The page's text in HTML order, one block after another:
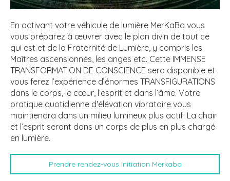
En activant votre véhicule de lumière MerKaBa vous
vous préparez à œuvrer avec le plan divin de tout ce
qui est et de la Fraternité de Lumière, y compris les
Maîtres ascensionnés, les anges etc. Cette IMMENSE
TRANSFORMATION DE CONSCIENCE sera disponible et
vous ferez l’expérience d’énormes TRANSFIGURATIONS
dans le corps, le cœur, l’esprit et dans l’âme. Votre
pratique quotidienne d'élévation vibratoire vous
maintiendra dans un milieu lumineux plus actif. La chair
et l’esprit seront dans un corps de plus en plus chargé
en lumière.
Prendre rendez-vous initiation Merkaba